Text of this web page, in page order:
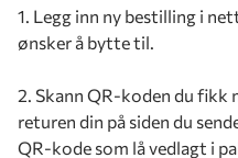
1. Legg inn ny bestilling i
ønsker å bytte til.
2. Skann QR-koden du fikk
returen din på siden du
QR-kode som lå vedlagt i